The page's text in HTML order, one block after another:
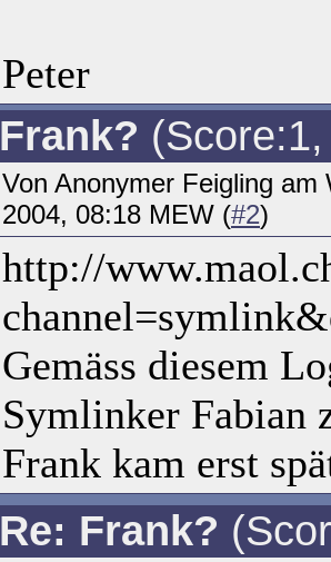
Peter
Frank?
Von Anonymer Feigling
2004, 08:18 MEW (#2)
http://
Gemäss diesem
Symlinker Fabian
Frank kam erst
Re: Frank?